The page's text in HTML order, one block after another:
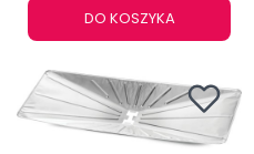
DO KOSZYKA